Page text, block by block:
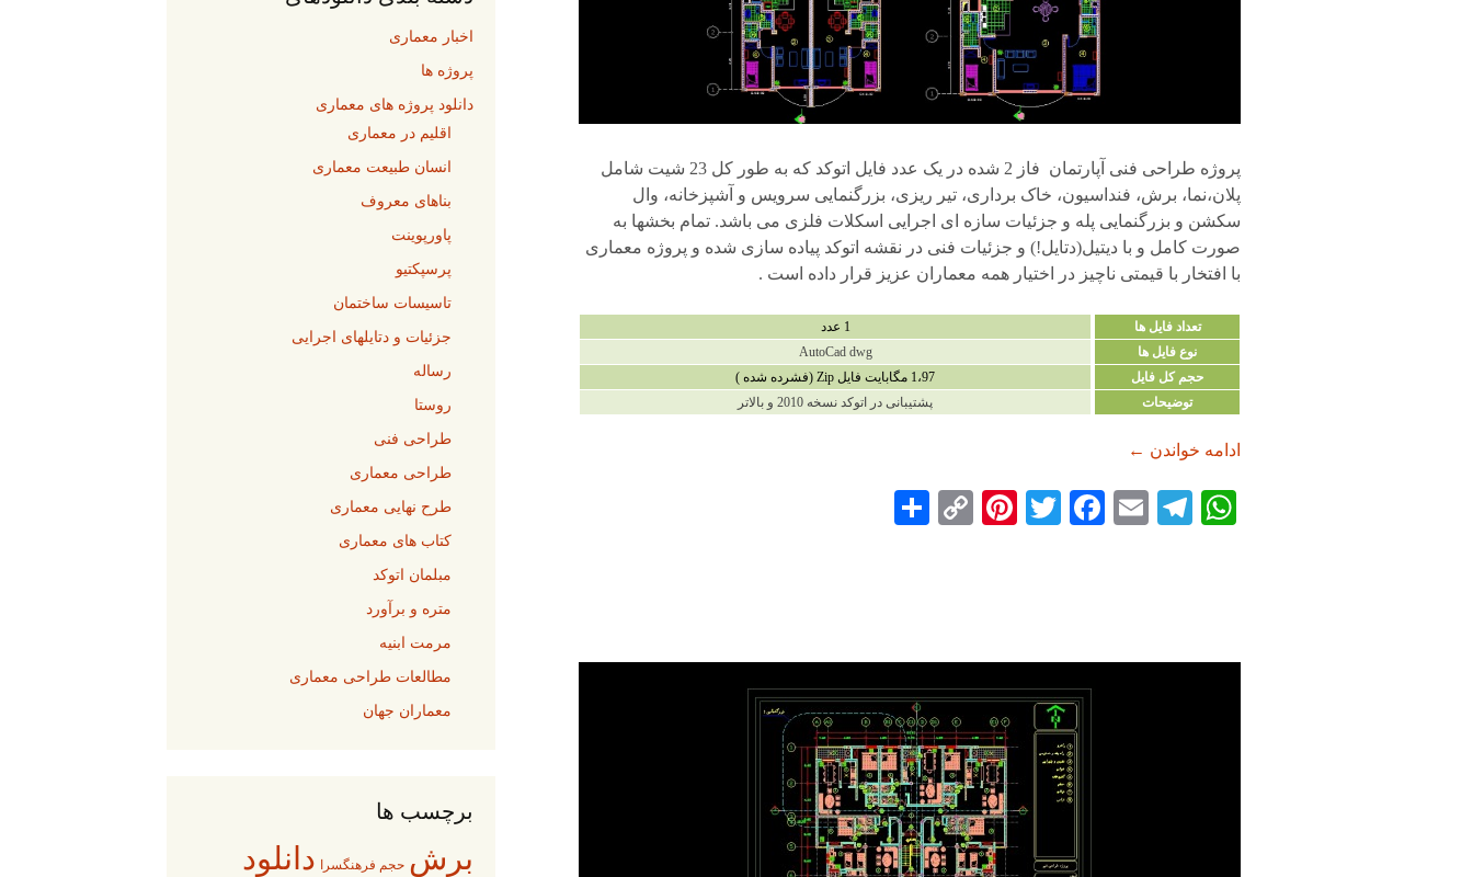
پروژه طراحی فنی آپارتمان فاز 2 شده در یک عدد فایل اتوکد که به طور کل 23 شیت شامل
پلان،نما، برش، فنداسیون، خاک برداری، تیر ریزی، بزرگنمایی سرویس و آشپزخانه، وال
سکشن و بزرگنمایی پله و جزئیات سازه ای اجرایی اسکلات فلزی می باشد. تمام بخشها به
صورت کامل و با دیتیل(دتایل!) و جزئیات فنی در نقشه اتوکد پیاده سازی شده و پروژه معماری
با افتخار با قیمتی ناچیز در اختیار همه معماران عزیز قرار داده است .
تعداد فایل ها
1 عدد
نوع فایل ها
AutoCad dwg
حجم کل فایل
1،97 مگابایت فایل Zip (فشرده شده )
توضیحات
پشتیبانی در اتوکد نسخه 2010 و بالاتر
ادامه خواندن دانلود پروژه طراحی فنی آپارتمان
←
W
Te
E
Fa
T
Pi
C
اخبار معماری
پروژه ها
دانلود پروژه های معماری
اقلیم در معماری
انسان طبیعت معماری
بناهای معروف
پاورپوینت
پرسپکتیو
تاسیسات ساختمان
جزئیات و دتایلهای اجرایی
رساله
روستا
طراحی فنی
طراحی معماری
طرح نهایی معماری
کتاب های معماری
مبلمان اتوکد
متره و برآورد
مرمت ابنیه
مطالعات طراحی معماری
معماران جهان
برچسب ها
برش حجم فرهنگسرا دانلود